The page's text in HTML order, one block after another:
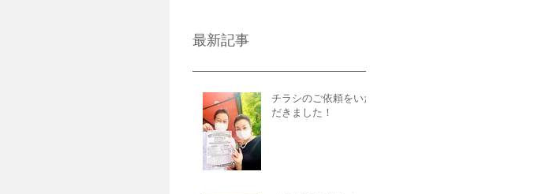
最新記事
チラシのご依頼をいた
だきました！